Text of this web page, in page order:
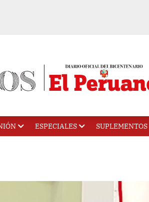
ESPECIALES SUPLEMENTOS